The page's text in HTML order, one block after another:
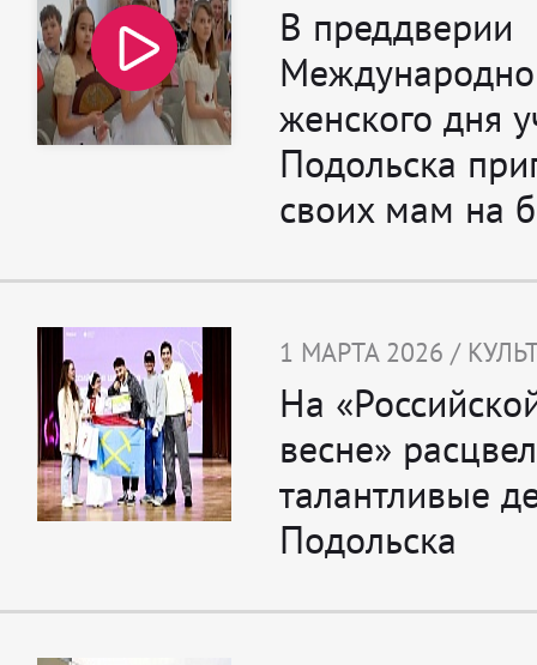
В преддверии
женского дня
Подольска
своих мам на
1 МАРТА 2026 /
На
весне»
талантливые
Подольска